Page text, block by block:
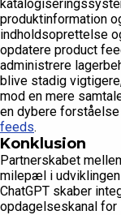
produktinformation
indholdsoprettelse
opdatere product
administrere
blive stadig
mod en mere
en dybere
feeds.
Konklusion
Partnerskabet
milepæl i
ChatGPT skaber
opdagelseskanal